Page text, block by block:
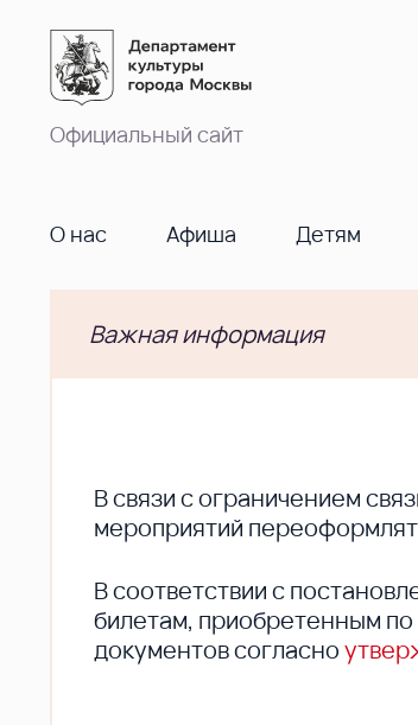
Официальный сайт
О нас Афиша Детям
Важная информация
В cвязи с ограничением
мероприятий
В соответствии с
билетам, приобретенным
документов согласно